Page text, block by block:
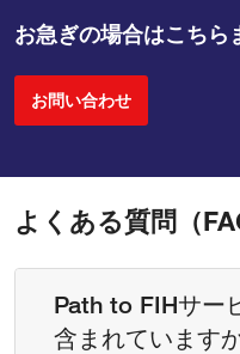
お急ぎの場合はこちら
お問い合わせ
よくある質問（
Path to FIHサー
含まれています